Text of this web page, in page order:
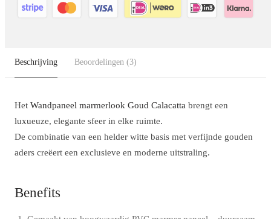
Beschrijving Beoordelingen (3)
Het Wandpaneel marmerlook Goud Calacatta brengt een
luxueuze, elegante sfeer in elke ruimte.
De combinatie van een helder witte basis met verfijnde gouden
aders creëert een exclusieve en moderne uitstraling.
Benefits